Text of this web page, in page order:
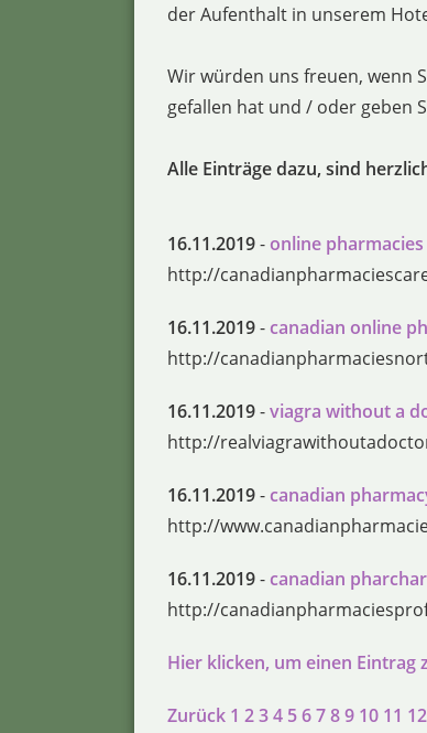
der Aufenthalt in unserem
Wir würden uns freuen, wenn
gefallen hat und / oder geben
Alle Einträge dazu, sind
16.11.2019-online pharmacies
http://
16.11.2019-canadian online
http://
16.11.2019-viagra without a
http://
16.11.2019-canadian
http://
16.11.2019-canadian
http://
Hier klicken, um einen Eintrag
Zurück 1 234 56789 10 11 12